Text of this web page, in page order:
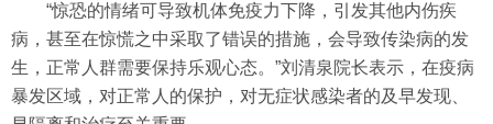
“惊恐的情绪可导致机体免疫力下降，引发其他内伤疾
病，甚至在惊慌之中采取了错误的措施，会导致传染病的发
生，正常人群需要保持乐观心态。”刘清泉院长表示，在疫病
暴发区域，对正常人的保护，对无症状感染者的及早发现、